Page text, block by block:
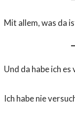
Mit allem, was da
Und da habe ich
Ich habe nie